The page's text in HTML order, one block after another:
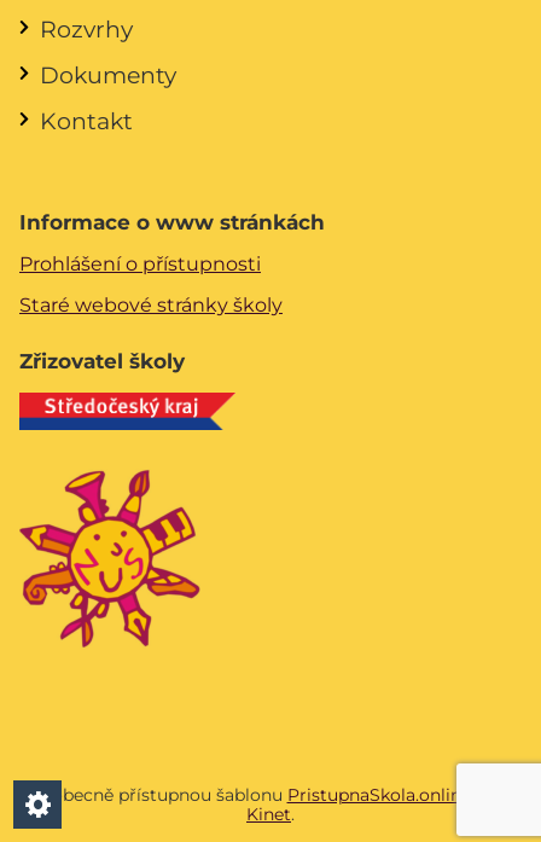
Rozvrhy
Dokumenty
Kontakt
Informace o www stránkách
Prohlášení o přístupnosti
Staré webové stránky školy
Zřizovatel školy
Všeobecně přístupnou šablonu PristupnaSkola.online
Kinet.